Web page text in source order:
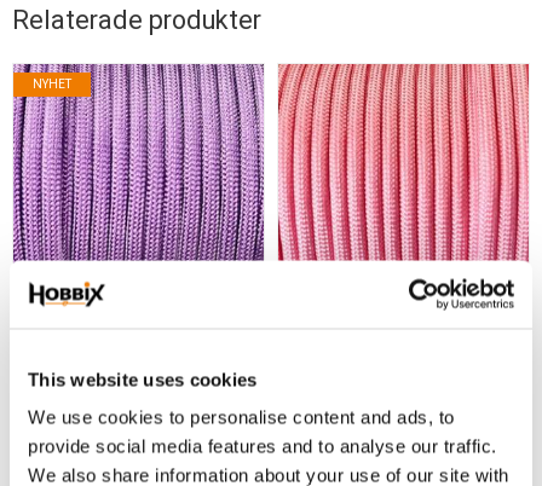
This website uses cookies
We use cookies to personalise content and ads, to
provide social media features and to analyse our traffic.
We also share information about your use of our site with
Relaterade produkter
1 m. Paracord Purple Dragon.
NYHET
Lägg till i favoriter
KÖP KÖP